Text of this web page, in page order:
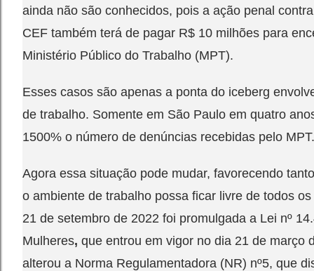
ainda não são conhecidos, pois a ação penal
CEF também terá de pagar R$ 10 milhões para
Ministério Público do Trabalho (MPT).
Esses casos são apenas a ponta do iceberg
de trabalho. Somente em São Paulo em quatro
1500% o número de denúncias recebidas pelo MPT.
Agora essa situação pode mudar, favorecendo
o ambiente de trabalho possa ficar livre de todos
21 de setembro de 2022 foi promulgada a Lei nº
Mulheres, que entrou em vigor no dia 21 de março
alterou a Norma Regulamentadora (NR) nº5, que